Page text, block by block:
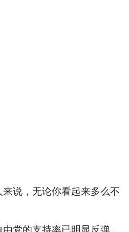
说，无论你看起来多么不